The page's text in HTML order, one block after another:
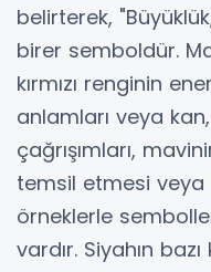
belirterek,
birer semboldür.
kırmızı renginin
anlamları veya
çağrışımları,
temsil etmesi
örneklerle
vardır. Siyahın